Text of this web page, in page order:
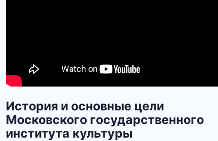
История и основные цели
Московского государственного
института культуры